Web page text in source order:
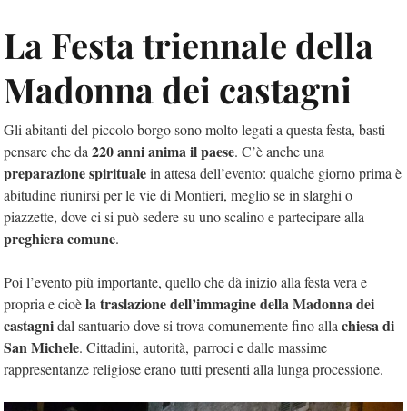
La Festa triennale della
Madonna dei castagni
Gli abitanti del piccolo borgo sono molto legati a questa festa, basti
pensare che da 220 anni anima il paese. C’è anche una
preparazione spiritualein attesa dell’evento: qualche giorno prima è
abitudine riunirsi per le vie di Montieri, meglio se in slarghi o
piazzette, dove ci si può sedere su uno scalino e partecipare alla
preghiera comune.
Poi l’evento più importante, quello che dà inizio alla festa vera e
propria e cioèla traslazione dell’immagine della Madonna dei
castagnidal santuario dove si trova comunemente fino alla chiesa di
San Michele. Cittadini, autorità, parroci e dalle massime
rappresentanze religioseerano tutti presenti alla lunga processione.